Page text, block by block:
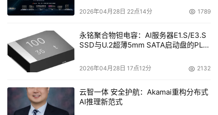
商，目前已形成了一个较为庞大的销售团队。
雷林认为，通过销售团队内部的合理分工，EMC对市场
的覆盖将更加深入、更加有针对性。而在销售策略方面，
EMC也有了一个明确的改变，即从以往产品的销售转变成
同样的，日立数据系统公司渠道总监张世民也向本报记
2026年04月28日 22点14分 1789
永铭聚合物钽电容：AI服务器E1.S/E3.S
SSD与U.2超薄5mm SATA启动盘的PLP
2026年04月28日 17点12分 2132
云智一体 安全护航：Akamai重构分布式
AI推理新范式